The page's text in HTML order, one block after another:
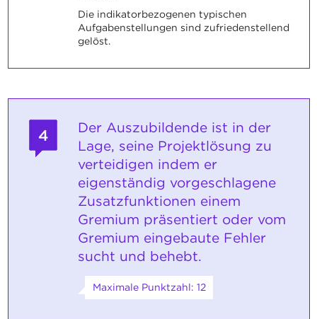
Die indikatorbezogenen typischen
Aufgabenstellungen sind zufriedenstellend
gelöst.
4
Der Auszubildende ist in der
Lage, seine Projektlösung zu
verteidigen indem er
eigenständig vorgeschlagene
Zusatzfunktionen einem
Gremium präsentiert oder vom
Gremium eingebaute Fehler
sucht und behebt.
Maximale Punktzahl: 12